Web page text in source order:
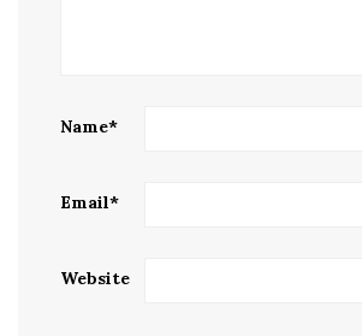
Name*
Email*
Website